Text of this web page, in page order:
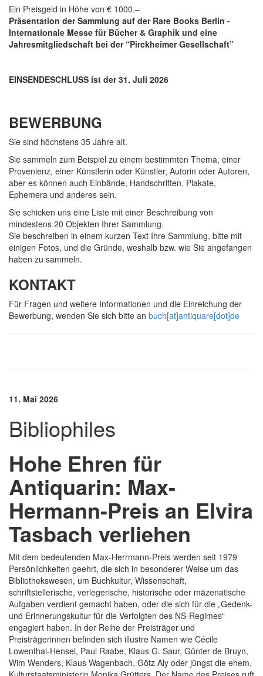
Ein Preisgeld in Höhe von € 1000,–
Präsentation der Sammlung auf der Rare Books Berlin -
Internationale Messe für Bücher & Graphik und eine
Jahresmitgliedschaft bei der “Pirckheimer Gesellschaft”
EINSENDESCHLUSS ist der 31. Juli 2026
BEWERBUNG
Sie sind höchstens 35 Jahre alt.
Sie sammeln zum Beispiel zu einem bestimmten Thema, einer
Provenienz, einer Künstlerin oder Künstler, Autorin oder Autoren,
aber es können auch Einbände, Handschriften, Plakate,
Ephemera und anderes sein.
Sie schicken uns eine Liste mit einer Beschreibung von
mindestens 20 Objekten Ihrer Sammlung.
Sie beschreiben in einem kurzen Text Ihre Sammlung, bitte mit
einigen Fotos, und die Gründe, weshalb bzw. wie Sie angefangen
haben zu sammeln.
KONTAKT
Für Fragen und weitere Informationen und die Einreichung der
Bewerbung, wenden Sie sich bitte an buch[at]antiquare[dot]de
11. Mai 2026
Bibliophiles
Hohe Ehren für
Antiquarin: Max-
Hermann-Preis an Elvira
Tasbach verliehen
Mit dem bedeutenden Max-Herrmann-Preis werden seit 1979
Persönlichkeiten geehrt, die sich in besonderer Weise um das
Bibliothekswesen, um Buchkultur, Wissenschaft,
schriftstellerische, verlegerische, historische oder mäzenatische
Aufgaben verdient gemacht haben, oder die sich für die „Gedenk-
und Erinnerungskultur für die Verfolgten des NS-Regimes“
engagiert haben. In der Reihe der Preisträger und
Preisträgerinnen befinden sich illustre Namen wie Cécile
Lowenthal-Hensel, Paul Raabe, Klaus G. Saur, Günter de Bruyn,
Wim Wenders, Klaus Wagenbach, Götz Aly oder jüngst die ehem.